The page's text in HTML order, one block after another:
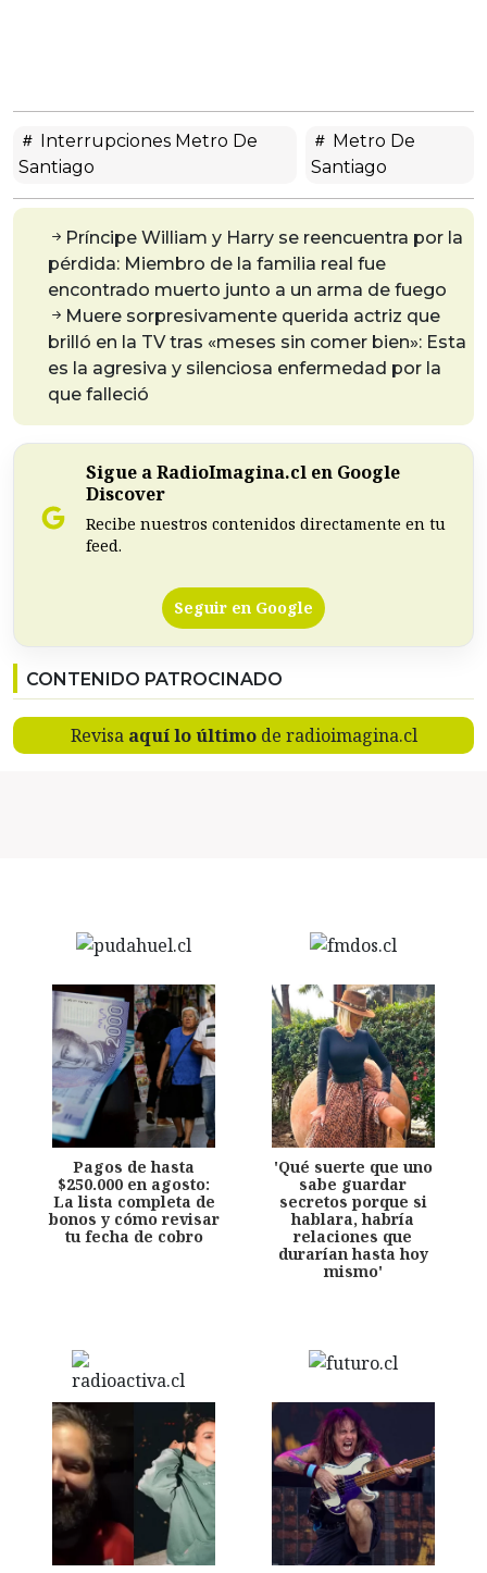
Interrupciones Metro De
Santiago
Metro De
Santiago
Príncipe William y Harry se reencuentra por la
pérdida: Miembro de la familia real fue
encontrado muerto junto a un arma de fuego
Muere sorpresivamente querida actriz que
brilló en la TV tras «meses sin comer bien»: Esta
es la agresiva y silenciosa enfermedad por la
que falleció
Sigue a RadioImagina.cl en Google
Discover
Recibe nuestros contenidos directamente en tu
feed.
Seguir en Google
CONTENIDO PATROCINADO
Revisa aquí lo últimode radioimagina.cl
Pagos de hasta
$250.000 en agosto:
La lista completa de
bonos y cómo revisar
tu fecha de cobro
'Qué suerte que uno
sabe guardar
secretos porque si
hablara, habría
relaciones que
durarían hasta hoy
mismo'